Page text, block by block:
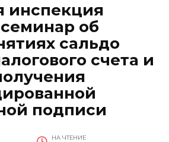
инспекция
об
сальдо
счета и
подписи
НА ЧТЕНИЕ